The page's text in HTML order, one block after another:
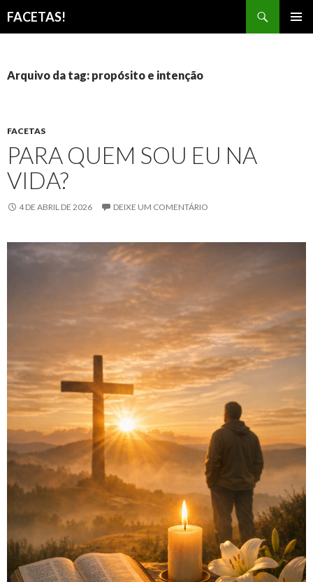
FACETAS!
CONTEÚDO
Arquivo da tag: propósito e intenção
FACETAS
PARA QUEM SOU EU NA
VIDA?
4 DE ABRIL DE 2026 DEIXE UM COMENTÁRIO